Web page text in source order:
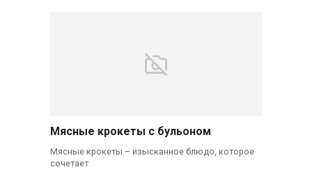
Мясные крокеты с бульоном
Мясные крокеты – изысканное блюдо, которое
сочетает